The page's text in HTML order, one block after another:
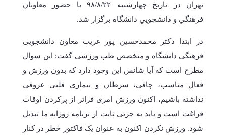
تهران در تاريخ چهارشنبه ٩٨/٨/٢٢ با حضور معاونان
فرهنگي و دانشجويي دانشگاه برگزار شد.
در ابتدا دكتر محمدحسين پور غريب معاون دانشجویی
فرهنگی دانشگاه و متخصص طب ورزشی گفت: این سوال
مطرح است که آیا شانس این وجود دارد که بدون ورزش و
فعال مناسب، چاقی، سرطان و بیماری قلبی عروقی
نداشته باشیم، اکنون ورزش امری فراتر از پرکردن اوقات
فراغت است و باید به جزئی ثابت از برنامه روزانه ما تبدیل
شود. ورزش نکردن اکنون به عنوان یک فاکتور خطر در کنار